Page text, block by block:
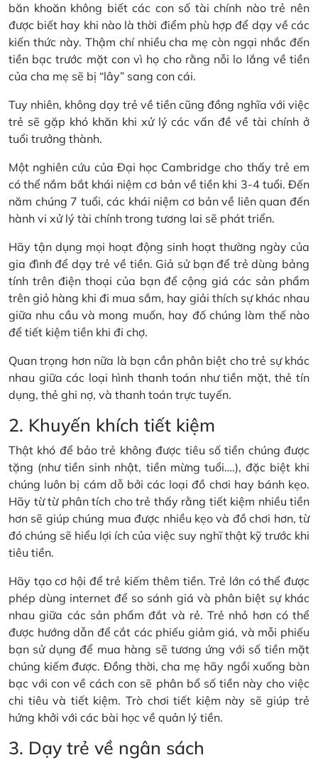
băn khoăn không biết các con số tài chính nào trẻ nên
được biết hay khi nào là thời điểm phù hợp để dạy về các
kiến thức này. Thậm chí nhiều cha mẹ còn ngại nhắc đến
tiền bạc trước mặt con vì họ cho rằng nỗi lo lắng về tiền
của cha mẹ sẽ bị “lây” sang con cái.
Tuy nhiên, không dạy trẻ về tiền cũng đồng nghĩa với việc
trẻ sẽ gặp khó khăn khi xử lý các vấn đề về tài chính ở
tuổi trưởng thành.
Một nghiên cứu của Đại học Cambridge cho thấy trẻ em
có thể nắm bắt khái niệm cơ bản về tiền khi 3-4 tuổi. Đến
năm chúng 7 tuổi, các khái niệm cơ bản về liên quan đến
hành vi xử lý tài chính trong tương lai sẽ phát triển.
Hãy tận dụng mọi hoạt động sinh hoạt thường ngày của
gia đình để dạy trẻ về tiền. Giả sử bạn để trẻ dùng bảng
tính trên điện thoại của bạn để cộng giá các sản phẩm
trên giỏ hàng khi đi mua sắm, hay giải thích sự khác nhau
giữa nhu cầu và mong muốn, hay đố chúng làm thế nào
để tiết kiệm tiền khi đi chợ.
Quan trọng hơn nữa là bạn cần phân biệt cho trẻ sự khác
nhau giữa các loại hình thanh toán như tiền mặt, thẻ tín
dụng, thẻ ghi nợ, và thanh toán trực tuyến.
2. Khuyến khích tiết kiệm
Thật khó để bảo trẻ không được tiêu số tiền chúng được
tặng (như tiền sinh nhật, tiền mừng tuổi….), đặc biệt khi
chúng luôn bị cám dỗ bởi các loại đồ chơi hay bánh kẹo.
Hãy từ từ phân tích cho trẻ thấy rằng tiết kiệm nhiều tiền
hơn sẽ giúp chúng mua được nhiều kẹo và đồ chơi hơn, từ
đó chúng sẽ hiểu lợi ích của việc suy nghĩ thật kỹ trước khi
tiêu tiền.
Hãy tạo cơ hội để trẻ kiếm thêm tiền. Trẻ lớn có thể được
phép dùng internet để so sánh giá và phân biệt sự khác
nhau giữa các sản phẩm đắt và rẻ. Trẻ nhỏ hơn có thể
được hướng dẫn để cắt các phiếu giảm giá, và mỗi phiếu
bạn sử dụng để mua hàng sẽ tương ứng với số tiền mặt
chúng kiếm được. Đồng thời, cha mẹ hãy ngồi xuống bàn
bạc với con về cách con sẽ phân bổ số tiền này cho việc
chi tiêu và tiết kiệm. Trò chơi tiết kiệm này sẽ giúp trẻ
hứng khởi với các bài học về quản lý tiền.
3. Dạy trẻ về ngân sách